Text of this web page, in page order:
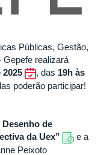
Públicas, Gestão,
Gepefe realizará
2025 , das 19h às
poderão participar!
de
da Uex”
e a
Peixoto